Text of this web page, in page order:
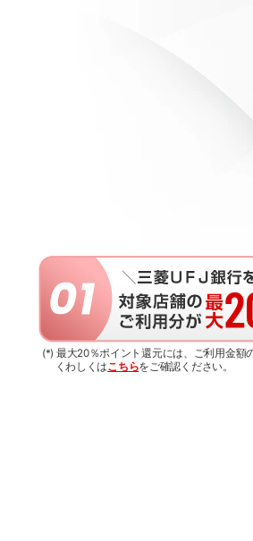
(*) 最大20％ポイント還元には、ご利用金額
くわしくはこちらをご確認ください。